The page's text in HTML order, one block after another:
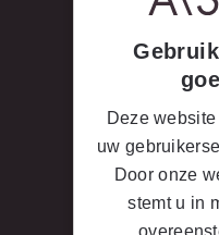
Volg ons
Deze
uw
Door onze
stemt u in